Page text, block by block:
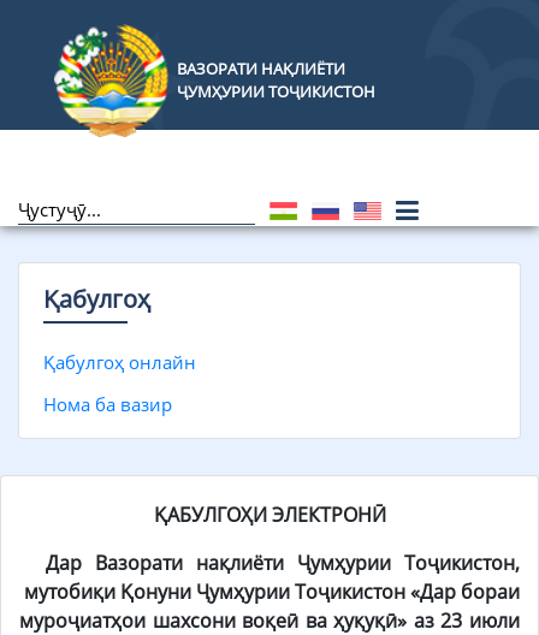
ВАЗОРАТИ НАҚЛИЁТИ
ҶУМҲУРИИ ТОҶИКИСТОН
Қабулгоҳ
Қабулгоҳ онлайн
Нома ба вазир
ҚАБУЛГОҲИ ЭЛЕКТРОНӢ
Дар Вазорати нақлиёти Ҷумҳурии Тоҷикистон,
мутобиқи Қонуни Ҷумҳурии Тоҷикистон «Дар бораи
муроҷиатҳои шахсони воқеӣ ва ҳуқуқӣ» аз 23 июли